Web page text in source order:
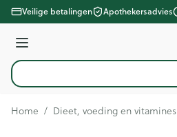
Ga naar de inhoud
Veilige betalingen Apothekersadvies
Menu
Product, merk, categorie...
Home / Dieet, voeding en vitamines